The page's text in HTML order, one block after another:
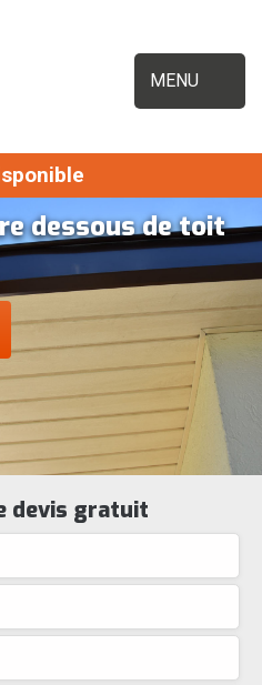
MENU
dessous de toit
devis gratuit